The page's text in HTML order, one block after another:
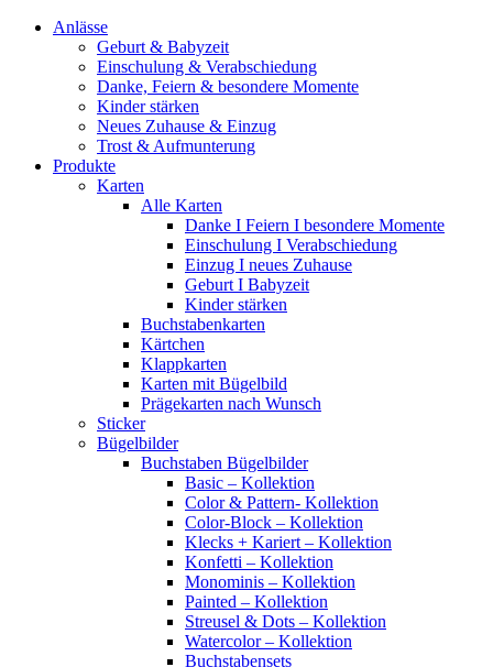
Anlässe
Geburt & Babyzeit
Einschulung & Verabschiedung
Danke, Feiern & besondere Momente
Kinder stärken
Neues Zuhause & Einzug
Trost & Aufmunterung
Produkte
Karten
Alle Karten
Danke I Feiern I besondere Momente
Einschulung I Verabschiedung
Einzug I neues Zuhause
Geburt I Babyzeit
Kinder stärken
Buchstabenkarten
Kärtchen
Klappkarten
Karten mit Bügelbild
Prägekarten nach Wunsch
Sticker
Bügelbilder
Buchstaben Bügelbilder
Basic – Kollektion
Color & Pattern- Kollektion
Color-Block – Kollektion
Klecks + Kariert – Kollektion
Konfetti – Kollektion
Monominis – Kollektion
Painted – Kollektion
Streusel & Dots – Kollektion
Watercolor – Kollektion
Buchstabensets